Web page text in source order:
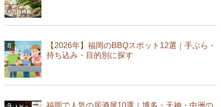
【2026年】福岡のBBQスポット12選｜手ぶら・
持ち込み・目的別に探す
福岡で人気の居酒屋10選｜博多・天神・中洲の